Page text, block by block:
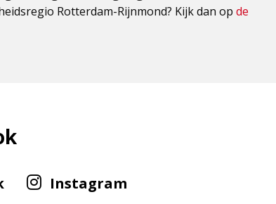
Rotterdam-Rijnmond? Kijk dan op de
Volg
InstagramVolg